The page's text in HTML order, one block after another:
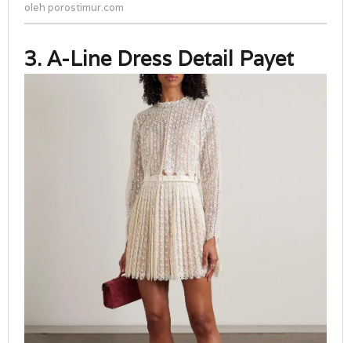
Kekinian
oleh porostimur.com
3. A-Line Dress Detail Payet